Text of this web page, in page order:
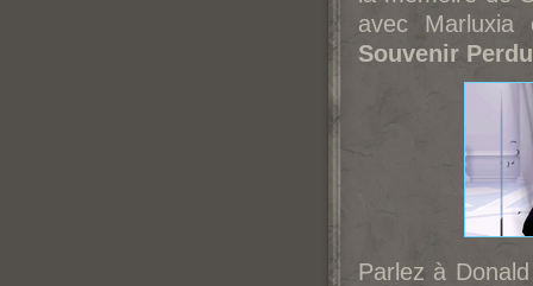
avec Marluxia
Souvenir Perdu
Parlez à